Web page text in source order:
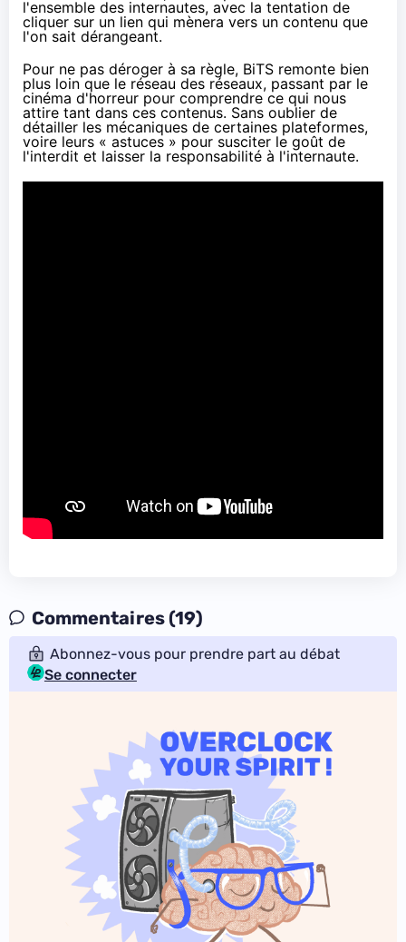
l'ensemble des internautes, avec la tentation de
cliquer sur un lien qui mènera vers un contenu que
l'on sait dérangeant.
Pour ne pas déroger à sa règle, BiTS remonte bien
plus loin que le réseau des réseaux, passant par le
cinéma d'horreur pour comprendre ce qui nous
attire tant dans ces contenus. Sans oublier de
détailler les mécaniques de certaines plateformes,
voire leurs « astuces » pour susciter le goût de
l'interdit et laisser la responsabilité à l'internaute.
Commentaires (19)
Abonnez-vous pour prendre part au débat
Se connecter